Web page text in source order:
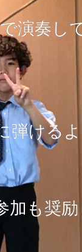
演奏し
弾ける
も奨励